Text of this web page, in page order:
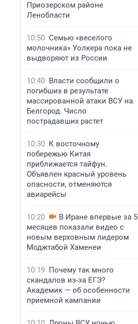
Приозерском районе
Ленобласти
10:50 Семью «веселого
молочника» Уолкера пока не
выдворяют из России
10:40 Власти сообщили о
погибших в результате
массированной атаки ВСУ на
Белгород. Число
пострадавших растет
10:30 К восточному
побережью Китая
приближается тайфун.
Объявлен красный уровень
опасности, отменяются
авиарейсы
10:20
В Иране впервые за 5
месяцев показали видео с
новым верховным лидером
Моджтабой Хаменеи
10:19 Почему так много
скандалов из-за ЕГЭ?
Академик — об особенности
приемной кампании